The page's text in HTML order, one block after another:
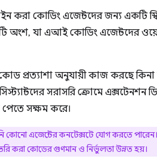
করা কোডিং এজেন্টদের জন্য একটি
অংশ, যা এআই কোডিং এজেন্টদের ওয়েব
প্রত্যাশা অনুযায়ী কাজ করছে কিনা
সরাসরি ক্রোমে
পেতে সক্ষম করে।
কোনো এজেন্টের কনটেক্সটে যোগ করতে
করা কোডের গুণমান ও নির্ভুলতা উন্নত হয়।